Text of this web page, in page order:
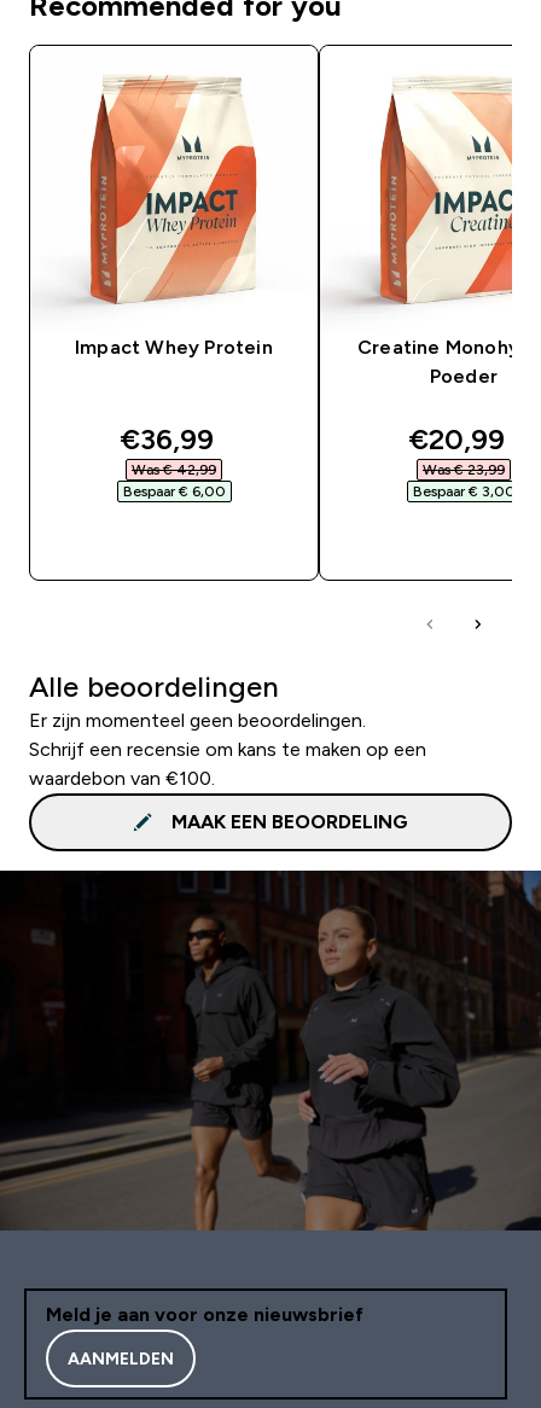
Impact Whey Protein
discounted price
€36,99‎
Was € 42,99‎
Bespaar € 6,00‎
Creatine
Poeder
€20,99‎
Was € 23,99‎
Bespaar € 3,00‎
Alle beoordelingen
Er zijn momenteel geen beoordelingen.
Schrijf een recensie om kans te maken op een
waardebon van €100.
MAAK EEN BEOORDELING
Meld je aan voor onze nieuwsbrief
AANMELDEN